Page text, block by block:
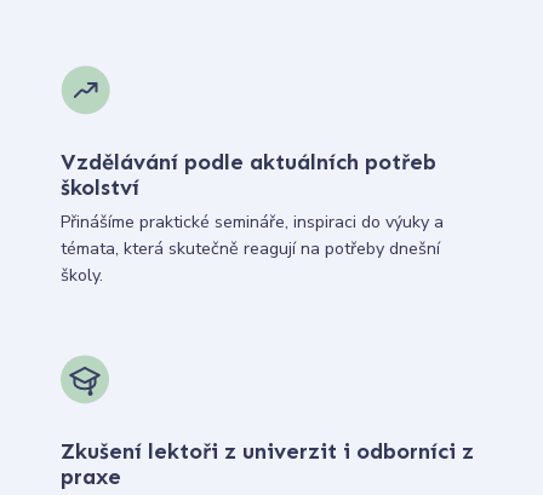
Vzdělávání podle aktuálních potřeb
školství
Přinášíme praktické semináře, inspiraci do výuky a
témata, která skutečně reagují na potřeby dnešní
školy.
Zkušení lektoři z univerzit i odborníci z
praxe